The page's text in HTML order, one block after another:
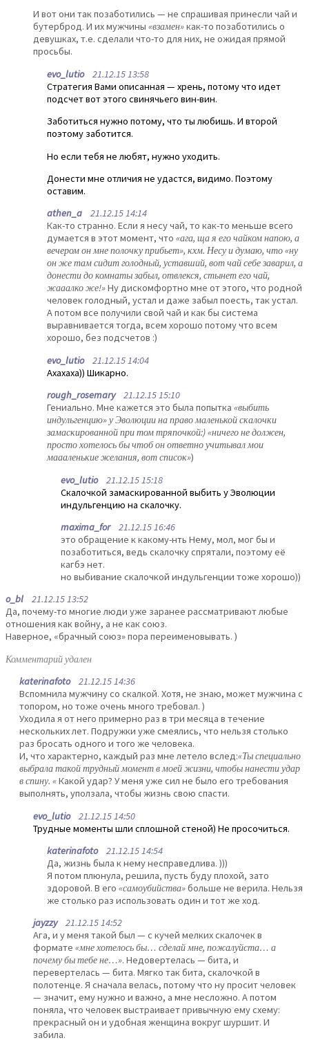
И вот они так позаботились — не спрашивая принесли чай и
бутерброд. И их мужчины «взамен»как-то позаботились о
девушках, т.е. сделали что-то для них, не ожидая прямой
просьбы.
evo_lutio21.12.15 13:58
Стратегия Вами описанная — хрень, потому что идет
подсчет вот этого свинячьего вин-вин.
Заботиться нужно потому, что ты любишь. И второй
поэтому заботится.
Но если тебя не любят, нужно уходить.
Донести мне отличия не удастся, видимо. Поэтому
оставим.
athen_a 21.12.15 14:14
Как-то странно. Если я несу чай, то как-то меньше всего
думается в этот момент, что «ага, ща я его чайком напою, а
вечером он мне полочку прибьет», кхм. Несу и думаю, что «ну
он же там сидит голодный, уставший, вот чай себе заварил, а
донести до комнаты забыл, отвлекся, стынет его чай,
жааалко же!»Ну дискомфортно мне от этого, что родной
человек голодный, устал и даже забыл поесть, так устал.
А потом все получили свой чай и как бы система
выравнивается тогда, всем хорошо потому что всем
хорошо, без подсчетов :)
evo_lutio21.12.15 14:04
Ахахаха)) Шикарно.
rough_rosemary21.12.15 15:10
Гениально. Мне кажется это была попытка «выбить
индульгенцию» у Эволюции на право маленькой скалочки
замаскированной при том тряпочкой:) «ничего не должен,
просто хотелось бы чтоб он ответно учитывал мои
маааленькие желания, вот список»)
evo_lutio21.12.15 15:18
Скалочкой замаскированной выбить у Эволюции
индульгенцию на скалочку.
maxima_for21.12.15 16:46
это обращение к какому-нть Нему, мол, мог бы и
позаботиться, ведь скалочку спрятали, поэтому её
кагбэ нет.
но выбивание скалочкой индульгенции тоже хорошо))
o_bl 21.12.15 13:52
Да, почему-то многие люди уже заранее рассматривают любые
отношения как войну, а не как союз.
Наверное, «брачный союз» пора переименовывать. )
Комментарий удален
katerinafoto21.12.15 14:36
Вспомнила мужчину со скалкой. Хотя, не знаю, может мужчина с
топором, но тоже очень много требовал. )
Уходила я от него примерно раз в три месяца в течение
нескольких лет. Подружки уже смеялись, что нельзя столько
раз бросать одного и того же человека.
И, что характерно, каждый раз мне летело вслед:«Ты специально
выбрала такой трудный момент в моей жизни, чтобы нанести удар
в спину. «Какой удар? У меня уже сил не было его требования
выполнять, уползала, чтобы жизнь свою спасти.
evo_lutio21.12.15 14:50
Трудные моменты шли сплошной стеной) Не просочиться.
katerinafoto21.12.15 14:54
Да, жизнь была к нему несправедлива. )))
Я потом плюнула, решила, пусть буду плохой, зато
здоровой. В его «самоубийства»больше не верила. Нельзя
же столько раз использовать один и тот же ход.
jayzzy21.12.15 14:52
Ага, и у меня такой был — с кучей мелких скалочек в
формате «мне хотелось бы… сделай мне, пожалуйста… а
почему бы тебе не…». Недовертелась — бита, и
перевертелась — бита. Мягко так бита, скалочкой в
полотенце. Я сначала велась, потому что ну просит человек
— значит, ему нужно и важно, а мне несложно. А потом
поняла, что человек выстраивает привычную ему схему:
прекрасный он и удобная женщина вокруг шуршит. И
забила.